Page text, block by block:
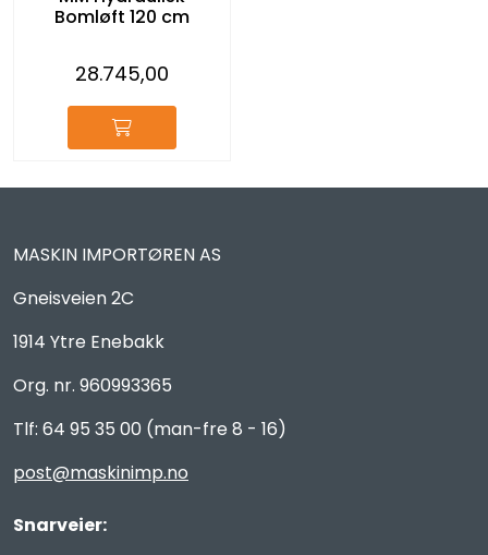
Bomløft 120 cm
28.745,00
MASKIN IMPORTØREN AS
Gneisveien 2C
1914 Ytre Enebakk
Org. nr. 960993365
Tlf: 64 95 35 00 (man-fre 8 - 16)
post@maskinimp.no
Snarveier: